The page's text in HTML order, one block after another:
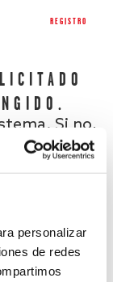
personalizar
de redes
REGISTRO
Si no,